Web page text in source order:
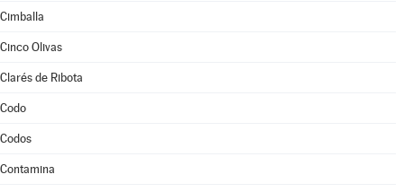
Cimballa
Cinco Olivas
Clarés de Ribota
Codo
Codos
Contamina